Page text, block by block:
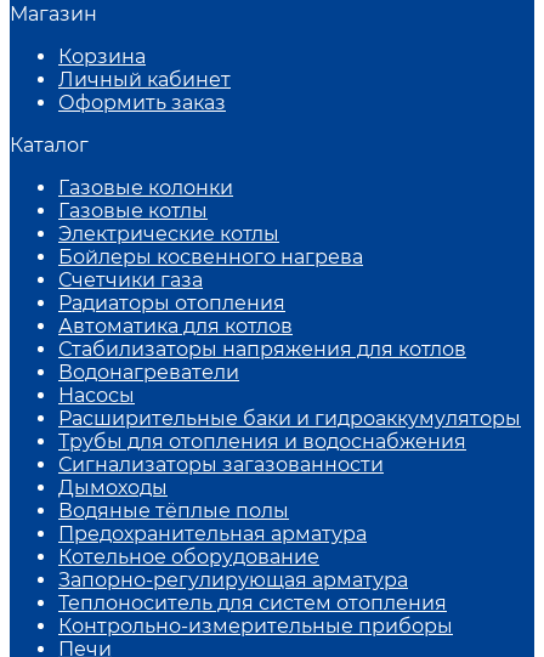
Магазин
Корзина
Личный кабинет
Оформить заказ
Каталог
Газовые колонки
Газовые котлы
Электрические котлы
Бойлеры косвенного нагрева
Счетчики газа
Радиаторы отопления
Автоматика для котлов
Стабилизаторы напряжения для котлов
Водонагреватели
Насосы
Расширительные баки и гидроаккумуляторы
Трубы для отопления и водоснабжения
Сигнализаторы загазованности
Дымоходы
Водяные тёплые полы
Предохранительная арматура
Котельное оборудование
Запорно-регулирующая арматура
Теплоноситель для систем отопления
Контрольно-измерительные приборы
Печи